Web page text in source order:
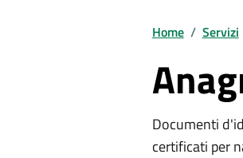
Home / Servizi
Documenti
certificati per